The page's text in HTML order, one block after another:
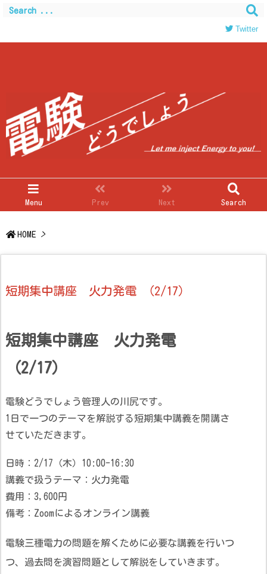
Warning: Trying to access array offset on value of type
/home/c0403866/public_html/kwglab.com/wp-
on line120
Menu Prev Next Search
Twitter
HOME >
短期集中講座 火力発電 （2/17）
短期集中講座 火力発電
（2/17）
電験どうでしょう管理人の川尻です。
1日で一つのテーマを解説する短期集中講義を開講さ
せていただきます。
日時：2/17（木）10:00-16:30
講義で扱うテーマ：火力発電
費用：3,600円
備考：Zoomによるオンライン講義
電験三種電力の問題を解くために必要な講義を行いつ
つ、過去問を演習問題として解説をしていきます。